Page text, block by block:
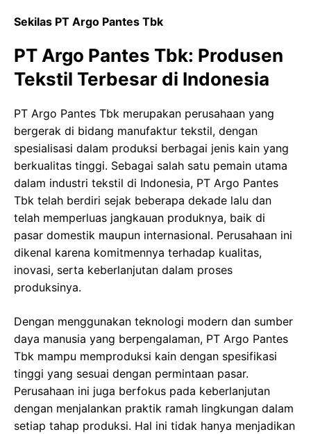
Sekilas PT Argo Pantes Tbk
PT Argo Pantes Tbk: Produsen
Tekstil Terbesar di Indonesia
PT Argo Pantes Tbk merupakan perusahaan yang
bergerak di bidang manufaktur tekstil, dengan
spesialisasi dalam produksi berbagai jenis kain yang
berkualitas tinggi. Sebagai salah satu pemain utama
dalam industri tekstil di Indonesia, PT Argo Pantes
Tbk telah berdiri sejak beberapa dekade lalu dan
telah memperluas jangkauan produknya, baik di
pasar domestik maupun internasional. Perusahaan ini
dikenal karena komitmennya terhadap kualitas,
inovasi, serta keberlanjutan dalam proses
produksinya.
Dengan menggunakan teknologi modern dan sumber
daya manusia yang berpengalaman, PT Argo Pantes
Tbk mampu memproduksi kain dengan spesifikasi
tinggi yang sesuai dengan permintaan pasar.
Perusahaan ini juga berfokus pada keberlanjutan
dengan menjalankan praktik ramah lingkungan dalam
setiap tahap produksi. Hal ini tidak hanya menjadikan